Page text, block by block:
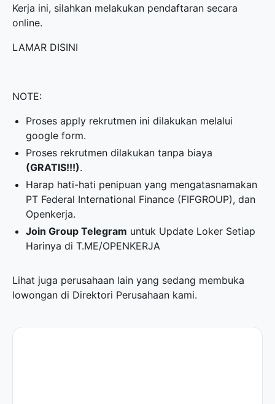
Kerja ini, silahkan melakukan pendaftaran secara
online.
LAMAR DISINI
NOTE:
Proses apply rekrutmen ini dilakukan melalui
google form.
Proses rekrutmen dilakukan tanpa biaya
(GRATIS!!!).
Harap hati-hati penipuan yang mengatasnamakan
PT Federal International Finance (FIFGROUP), dan
Openkerja.
Join Group Telegram untuk Update Loker Setiap
Harinya diT.ME/OPENKERJA
Lihat juga perusahaan lain yang sedang membuka
lowongan di Direktori Perusahaan kami.